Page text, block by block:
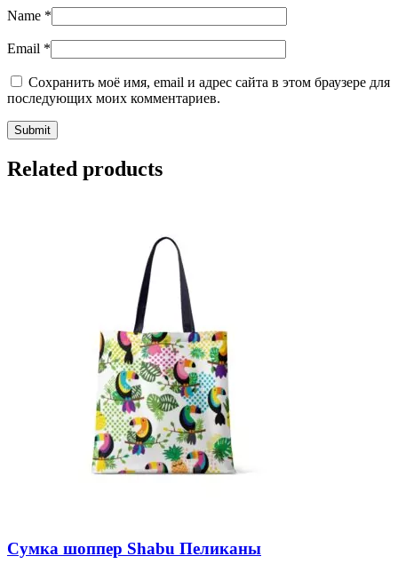
Name *
Email *
Сохранить моё имя, email и адрес сайта в этом браузере для
последующих моих комментариев.
Related products
Сумка шоппер Shabu Пеликаны